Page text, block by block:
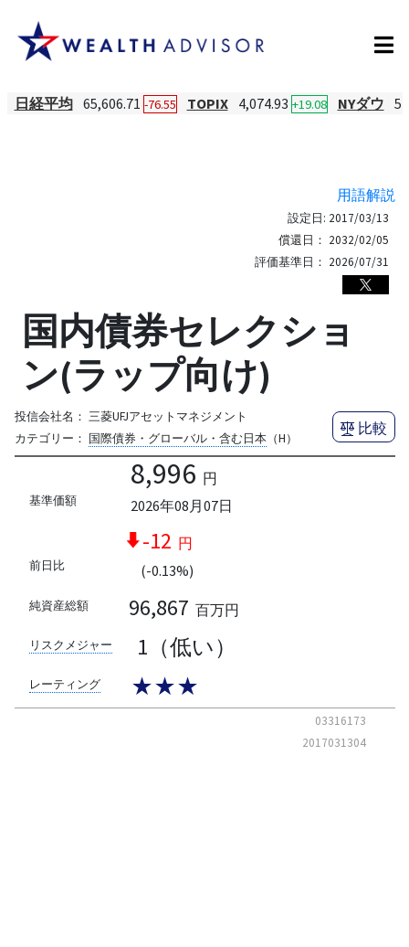
日経平均 65,606.71 -76.55 TOPIX 4,074.93 +19.08 NYダウ
用語解説
設定日: 2017/03/13
償還日： 2032/02/05
評価基準日： 2026/07/31
国内債券セレクショ
ン(ラップ向け)
投信会社名： 三菱UFJアセットマネジメント
カテゴリー： 国際債券・グローバル・含む日本（H）
比較
基準価額
8,996 円
2026年08月07日
前日比
-12 円
(-0.13%)
純資産総額 96,867 百万円
リスクメジャー 1（低い）
レーティング ★★★
03316173
2017031304